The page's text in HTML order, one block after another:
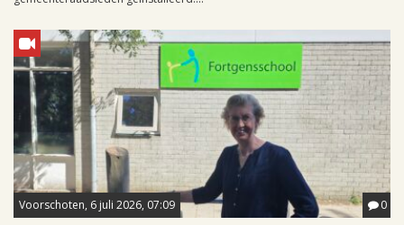
Voorschoten, 6 juli 2026, 07:09 0